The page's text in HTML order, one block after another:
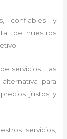
confiables y
de nuestros
servicios. Las
para
justos y
servicios,